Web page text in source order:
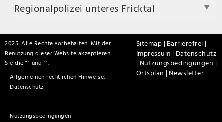
Regionalpolizei unteres Fricktal
2025. Alle Rechte vorbehalten. Mit der
Benutzung dieser Website akzeptieren
Sie die "
Allgemeinen rechtlichen Hinweise,
Datenschutz
" und "
Nutzungsbedingungen
".
Sitemap | Barrierefrei |
Impressum | Datenschutz
| Nutzungsbedingungen |
Ortsplan | Newsletter